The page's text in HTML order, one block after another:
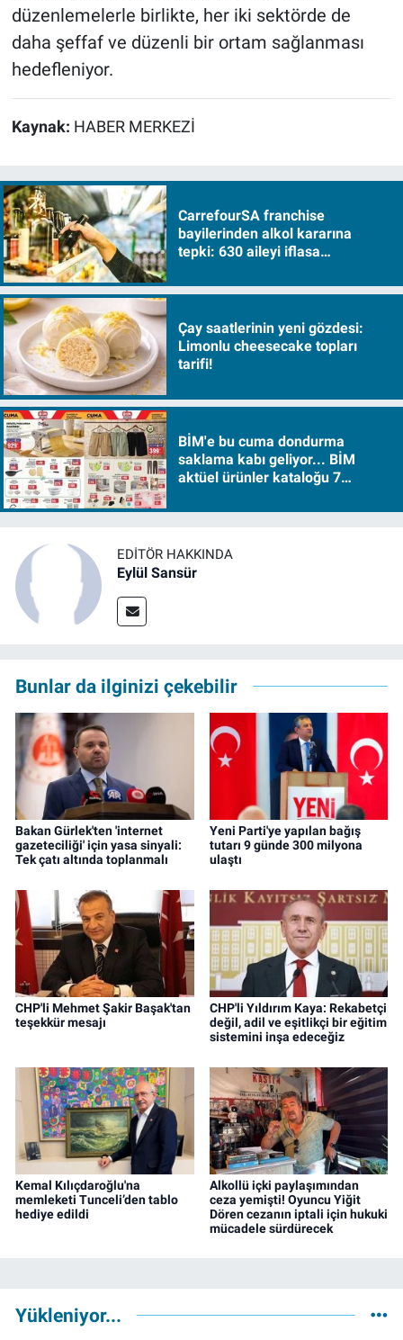
düzenlemelerle birlikte, her iki sektörde de
daha şeffaf ve düzenli bir ortam sağlanması
hedefleniyor.
Kaynak: HABER MERKEZİ
CarrefourSA franchise
bayilerinden alkol kararına
tepki: 630 aileyi iflasa
Çay saatlerinin yeni gözdesi:
Limonlu cheesecake topları
tarifi!
BİM'e bu cuma dondurma
saklama kabı geliyor... BİM
aktüel ürünler kataloğu 7
EDITÖR HAKKINDA
Eylül Sansür
Bunlar da ilginizi çekebilir
Bakan Gürlek'ten 'internet
gazeteciliği' için yasa sinyali:
Tek çatı altında toplanmalı
Yeni Parti'ye yapılan bağış
tutarı 9 günde 300 milyona
ulaştı
CHP'li Mehmet Şakir Başak'tan
teşekkür mesajı
CHP'li Yıldırım Kaya: Rekabetçi
değil, adil ve eşitlikçi bir eğitim
sistemini inşa edeceğiz
Kemal Kılıçdaroğlu'na
memleketi Tunceli’den tablo
hediye edildi
Alkollü içki paylaşımından
ceza yemişti! Oyuncu Yiğit
Dören cezanın iptali için hukuki
mücadele sürdürecek
Yükleniyor...